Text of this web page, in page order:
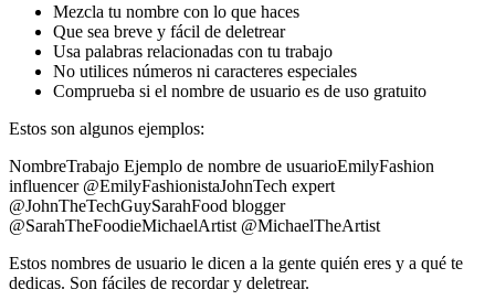
Mezcla tu nombre con lo que haces
Que sea breve y fácil de deletrear
Usa palabras relacionadas con tu trabajo
No utilices números ni caracteres especiales
Comprueba si el nombre de usuario es de uso gratuito
Estos son algunos ejemplos:
NombreTrabajo Ejemplo de nombre de usuarioEmilyFashion
influencer @EmilyFashionistaJohnTech expert
@JohnTheTechGuySarahFood blogger
@SarahTheFoodieMichaelArtist @MichaelTheArtist
Estos nombres de usuario le dicen a la gente quién eres y a qué te
dedicas. Son fáciles de recordar y deletrear.